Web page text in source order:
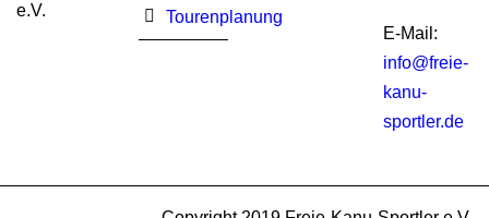
e.V.
Tourenplanung
E-Mail:
info@freie-
kanu-
sportler.de